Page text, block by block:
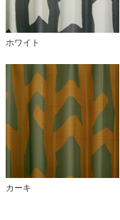
ホワイト
カーキ